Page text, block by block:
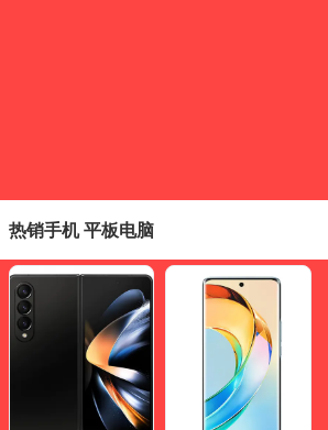
热销手机 平板电脑